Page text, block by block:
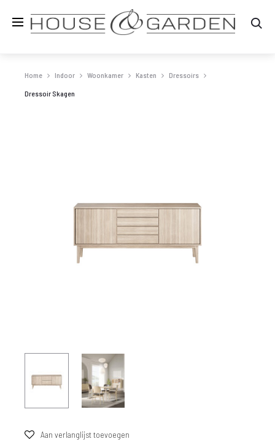
Home Indoor Woonkamer Kasten Dressoirs
Dressoir Skagen
Aan verlanglijst toevoegen